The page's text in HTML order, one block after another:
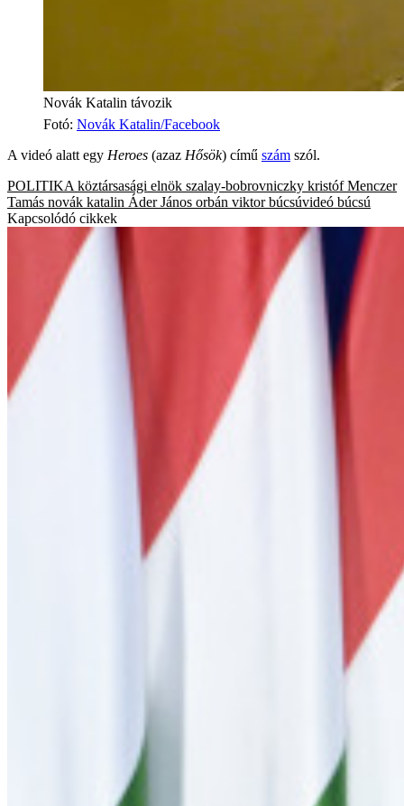
Novák Katalin távozik
Fotó: Novák Katalin/Facebook
A videó alatt egy Heroes (azaz Hősök) című szám szól.
POLITIKA köztársasági elnök szalay-bobrovniczky kristóf Menczer
Tamás novák katalin Áder János orbán viktor búcsúvideó búcsú
Kapcsolódó cikkek